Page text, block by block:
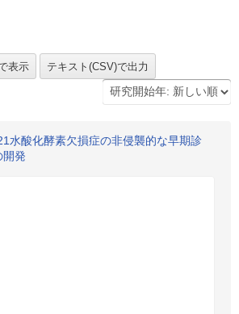
水酸化酵素欠損症の非侵襲的な早期診
開発